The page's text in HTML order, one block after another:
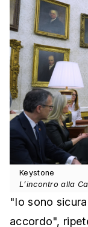
Keystone
L’incontro alla
"Io sono
accordo",